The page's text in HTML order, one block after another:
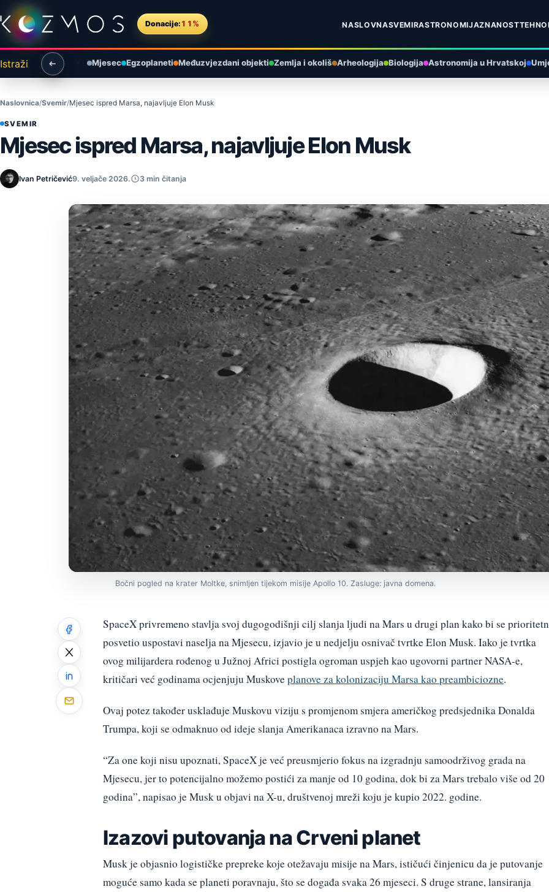
Preskoči na sadržaj
Donacije: 11% NASLOVNASVEMIRASTRONOMIJAZNANOST
Istraži Mjesec Egzoplaneti Međuzvjezdani objekti Zemlja i okoliš Arheologija Biologija Astronomija u Hrvatskoj
Naslovnica Svemir Mjesec ispred Marsa, najavljuje Elon Musk
SVEMIR
Mjesec ispred Marsa, najavljuje Elon Musk
Ivan Petričević9. veljače 2026. 3 min čitanja
Bočni pogled na krater Moltke, snimljen tijekom misije Apollo 10. Zasluge: javna domena.
SpaceX privremeno stavlja svoj dugogodišnji cilj slanja ljudi na Mars u drugi plan kako bi se
posvetio uspostavi naselja na Mjesecu, izjavio je u nedjelju osnivač tvrtke Elon Musk. Iako je tvrtka
ovog milijardera rođenog u Južnoj Africi postigla ogroman uspjeh kao ugovorni partner NASA-e,
kritičari već godinama ocjenjuju Muskoveplanove za kolonizaciju Marsa kao preambiciozne.
Ovaj potez također usklađuje Muskovu viziju s promjenom smjera američkog predsjednika Donalda
Trumpa, koji se odmaknuo od ideje slanja Amerikanaca izravno na Mars.
“Za one koji nisu upoznati, SpaceX je već preusmjerio fokus na izgradnju samoodrživog grada na
Mjesecu, jer to potencijalno možemo postići za manje od 10 godina, dok bi za Mars trebalo više od 20
godina”, napisao je Musk u objavi na X-u, društvenoj mreži koju je kupio 2022. godine.
Izazovi putovanja na Crveni planet
Musk je objasnio logističke prepreke koje otežavaju misije na Mars, ističući činjenicu da je putovanje
moguće samo kada se planeti poravnaju, što se događa svaka 26 mjeseci. S druge strane, lansiranja